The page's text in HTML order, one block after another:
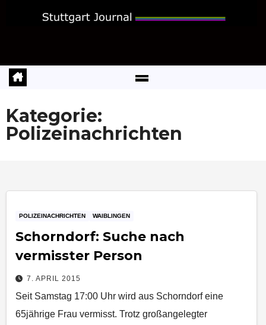
Kategorie:
Polizeinachrichten
POLIZEINACHRICHTEN WAIBLINGEN
Schorndorf: Suche nach
vermisster Person
7. APRIL 2015
Seit Samstag 17:00 Uhr wird aus Schorndorf eine
65jährige Frau vermisst. Trotz großangelegter